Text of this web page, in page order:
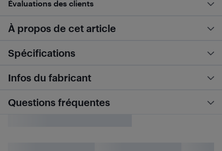
Évaluations des clients
À propos de cet article
Spécifications
Infos du fabricant
Questions fréquentes